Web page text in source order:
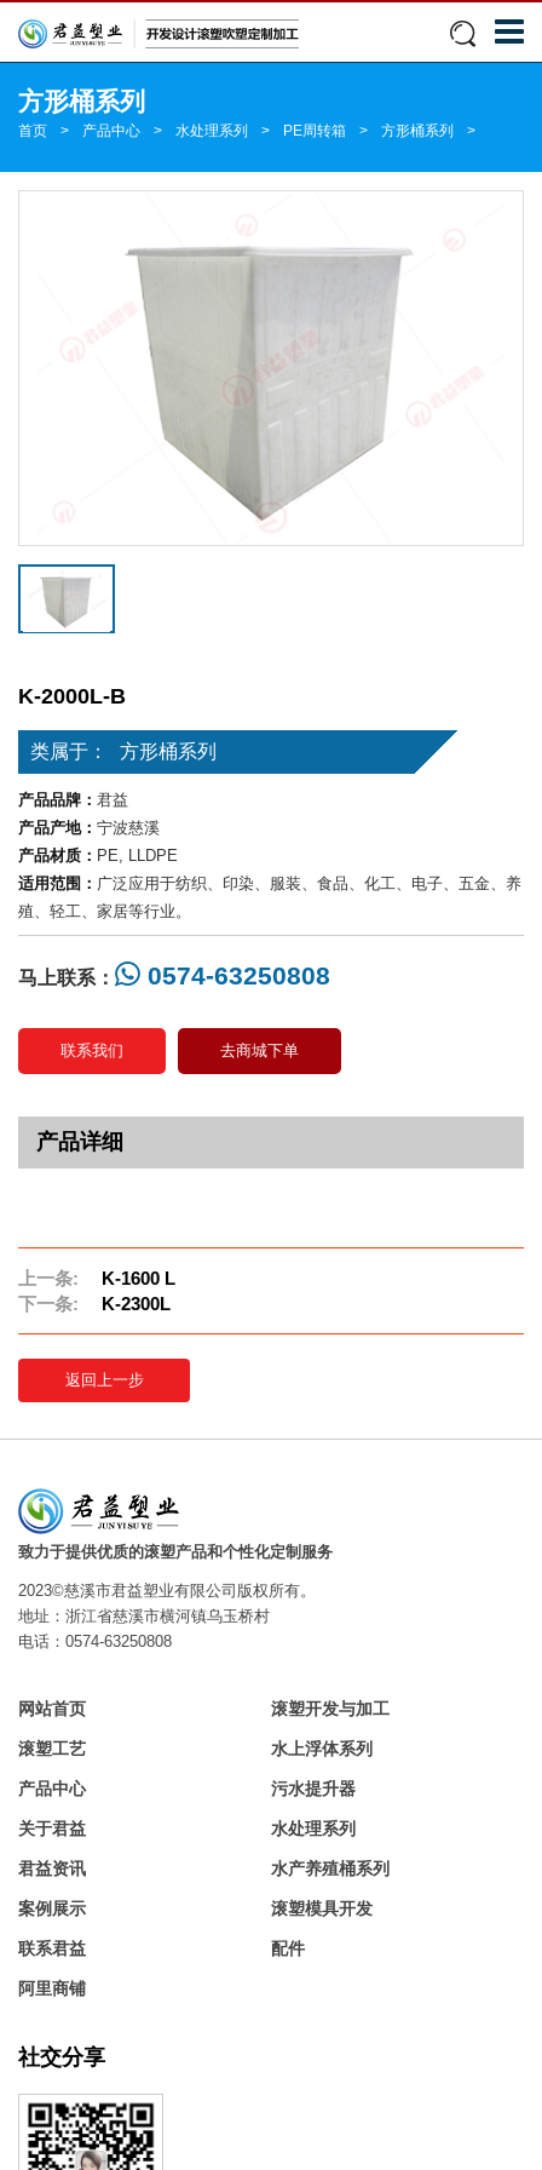
方形桶系列
首页 > 产品中心 > 水处理系列 > PE周转箱 > 方形桶系列 >
K-2000L-B
类属于： 方形桶系列
产品品牌： 君益
产品产地： 宁波慈溪
产品材质： PE, LLDPE
适用范围： 广泛应用于纺织、印染、服装、食品、化工、电子、五金、养
殖、轻工、家居等行业。
马上联系： 0574-63250808
联系我们 去商城下单
产品详细
上一条:
K-1600 L
下一条:
K-2300L
返回上一步
致力于提供优质的滚塑产品和个性化定制服务
2023©慈溪市君益塑业有限公司版权所有。
地址：浙江省慈溪市横河镇乌玉桥村
电话：0574-63250808
网站首页
滚塑工艺
产品中心
关于君益
君益资讯
案例展示
联系君益
阿里商铺
滚塑开发与加工
水上浮体系列
污水提升器
水处理系列
水产养殖桶系列
滚塑模具开发
配件
社交分享